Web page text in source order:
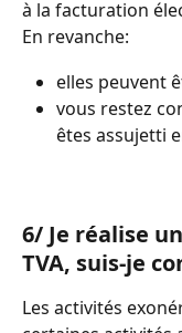
à la facturation
En revanche:
elles peuvent
vous restez
êtes assujetti
6/ Je réalise
TVA, suis-je
Les activités